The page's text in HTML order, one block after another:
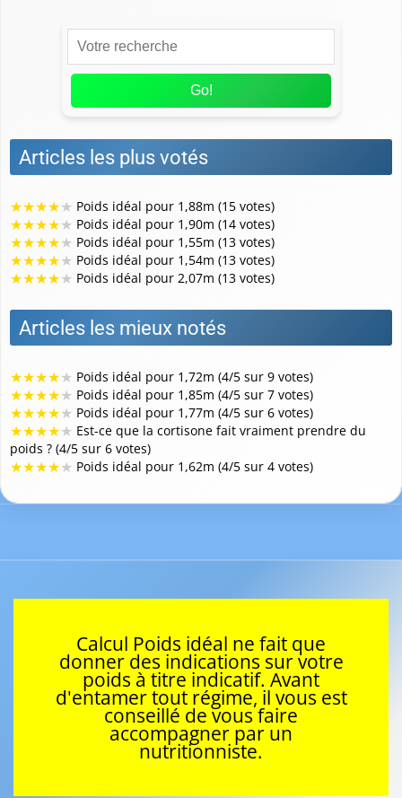
Go!
Articles les plus votés
★★★★★ Poids idéal pour 1,88m (15 votes)
★★★★★ Poids idéal pour 1,90m (14 votes)
★★★★★ Poids idéal pour 1,55m (13 votes)
★★★★★ Poids idéal pour 1,54m (13 votes)
★★★★★ Poids idéal pour 2,07m (13 votes)
Articles les mieux notés
★★★★★ Poids idéal pour 1,72m (4/5 sur 9 votes)
★★★★★ Poids idéal pour 1,85m (4/5 sur 7 votes)
★★★★★ Poids idéal pour 1,77m (4/5 sur 6 votes)
★★★★★ Est-ce que la cortisone fait vraiment prendre du
poids ? (4/5 sur 6 votes)
★★★★★ Poids idéal pour 1,62m (4/5 sur 4 votes)
Calcul Poids idéal ne fait que
donner des indications sur votre
poids à titre indicatif. Avant
d'entamer tout régime, il vous est
conseillé de vous faire
accompagner par un
nutritionniste.